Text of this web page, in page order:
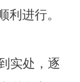
利进行。
实处，逐